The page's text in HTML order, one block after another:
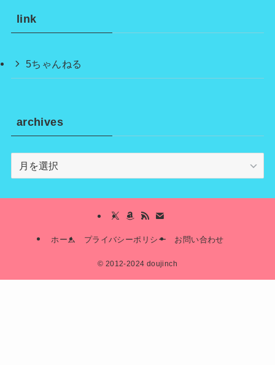
link
5ちゃんねる
archives
archives
ホーム プライバシーポリシー お問い合わせ
© 2012-2024 doujinch